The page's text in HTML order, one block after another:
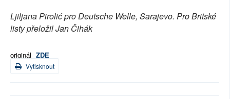
Ljiljana Pirolić pro Deutsche Welle, Sarajevo. Pro Britské
listy přeložil Jan Čihák
originál ZDE
Vytisknout